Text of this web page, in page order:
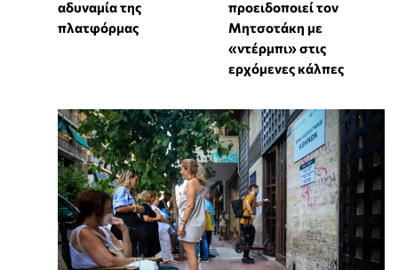
αδυναμία της
πλατφόρμας
προειδοποιεί τον
Μητσοτάκη με
«ντέρμπι» στις
ερχόμενες κάλπες